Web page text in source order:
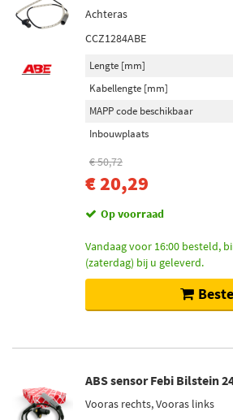
Achteras
CCZ1284ABE
Lengte [mm]
Kabellengte [mm]
MAPP code beschikbaar
Inbouwplaats
€ 50,72
€ 20,29
Op voorraad
Vandaag voor 16:00 besteld,
(zaterdag) bij u geleverd.
ABS sensor Febi Bilstein
Vooras rechts, Vooras links